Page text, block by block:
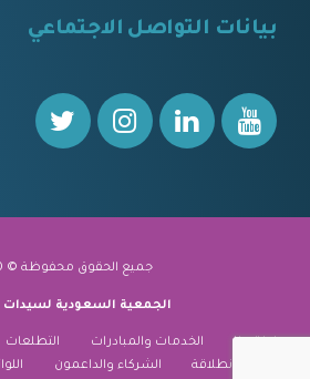
بيانات التواصل الاجتماعي
جميع الحقوق محفوظة © 2020
الجمعية السعودية لسيدات
نبذة عنا الخدمات والمبادرات التطلعات
منارة الانطلاقة
الشركاء والداعمون